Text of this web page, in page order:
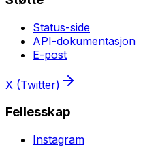
Status-side
API-dokumentasjon
E-post
X (Twitter)
Fellesskap
Instagram